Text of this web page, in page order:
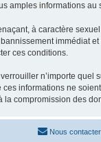
amples informations
à caractère
immédiat
ces conditions.
n’importe
informations ne
compromission des
Nous contacter